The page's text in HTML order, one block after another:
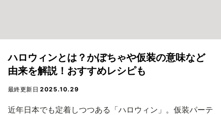
ハロウィンとは？かぼちゃや仮装の意味など
由来を解説！おすすめレシピも
最終更新日2025.10.29
近年日本でも定着しつつある「ハロウィン」。仮装パーテ